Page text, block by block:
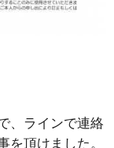
、ラインで連絡
を頂けました。